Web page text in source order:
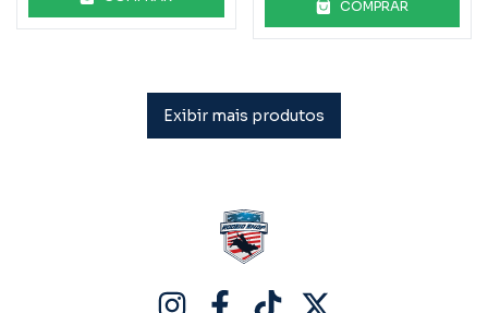
COMPRAR
Exibir mais produtos